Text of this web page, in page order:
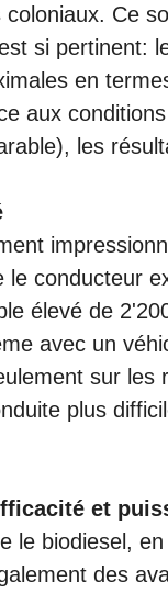
Ce
si pertinent:
en
aux
les
le conducteur
élevé de
avec un
sur
plus
et
le biodiesel,
des